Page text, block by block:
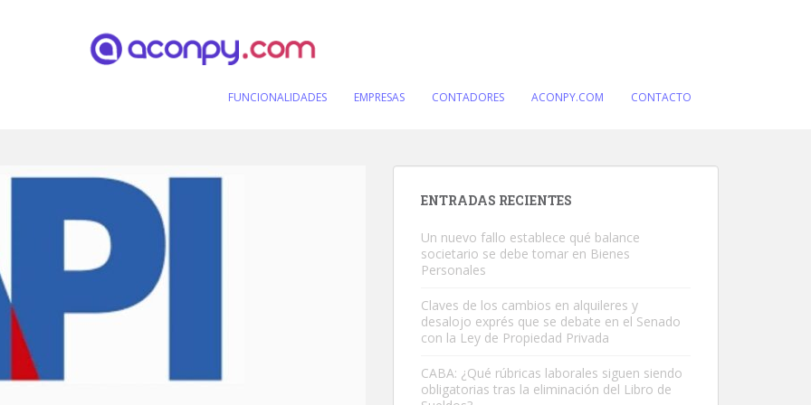
FUNCIONALIDADES EMPRESAS CONTADORES ACONPY.COM CONTACTO
ENTRADAS RECIENTES
Un nuevo fallo establece qué balance
societario se debe tomar en Bienes
Personales
Claves de los cambios en alquileres y
desalojo exprés que se debate en el Senado
con la Ley de Propiedad Privada
CABA: ¿Qué rúbricas laborales siguen siendo
obligatorias tras la eliminación del Libro de